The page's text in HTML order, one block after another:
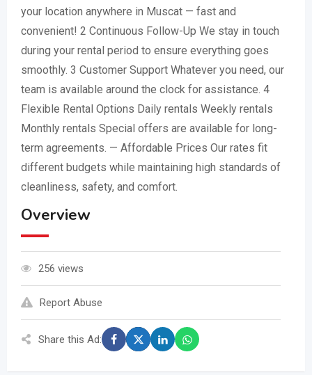
your location anywhere in Muscat — fast and
convenient! 2 Continuous Follow-Up We stay in touch
during your rental period to ensure everything goes
smoothly. 3 Customer Support Whatever you need, our
team is available around the clock for assistance. 4
Flexible Rental Options Daily rentals Weekly rentals
Monthly rentals Special offers are available for long-
term agreements. — Affordable Prices Our rates fit
different budgets while maintaining high standards of
cleanliness, safety, and comfort.
Overview
256 views
Report Abuse
Share this Ad: